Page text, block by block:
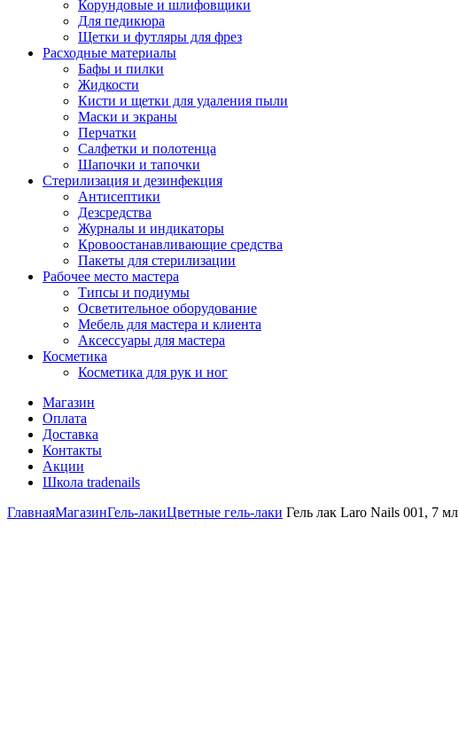
Корундовые и шлифовщики
Для педикюра
Щетки и футляры для фрез
Расходные материалы
Бафы и пилки
Жидкости
Кисти и щетки для удаления пыли
Маски и экраны
Перчатки
Салфетки и полотенца
Шапочки и тапочки
Стерилизация и дезинфекция
Антисептики
Дезсредства
Журналы и индикаторы
Кровоостанавливающие средства
Пакеты для стерилизации
Рабочее место мастера
Типсы и подиумы
Осветительное оборудование
Мебель для мастера и клиента
Аксессуары для мастера
Косметика
Косметика для рук и ног
Магазин
Оплата
Доставка
Контакты
Акции
Школа tradenails
ГлавнаяМагазинГель-лакиЦветные гель-лаки Гель лак Laro Nails 001, 7 мл